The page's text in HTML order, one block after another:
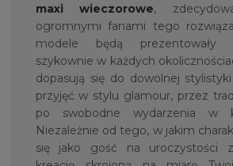
maxi wieczorowe,
ogromnymi fanami tego
modele będą prezentowały
szykownie w każdych
dopasują się do dowolnej
przyjęć w stylu glamour, przez
po swobodne wydarzenia w
Niezależnie od tego, w jakim
się jako gość na uroczystości